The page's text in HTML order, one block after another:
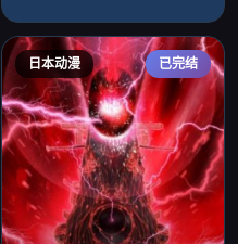
日本动漫 已完结